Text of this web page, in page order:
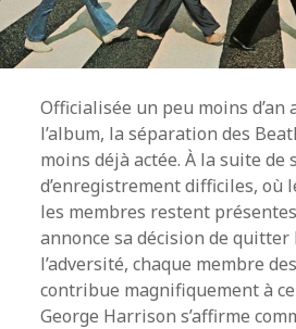
Officialisée un peu moins d’an
l’album, la séparation des
moins déjà actée. À la suite de
d’enregistrement difficiles, où
les membres restent
annonce sa décision de
l’adversité, chaque membre
contribue magnifiquement à
George Harrison s’affirme